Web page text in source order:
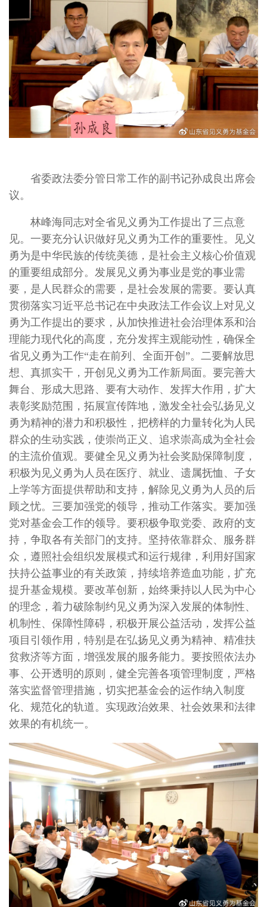
省委政法委分管日常工作的副书记孙成良出席会
议。
林峰海同志对全省见义勇为工作提出了三点意
见。一要充分认识做好见义勇为工作的重要性。见义
勇为是中华民族的传统美德，是社会主义核心价值观
的重要组成部分。发展见义勇为事业是党的事业需
要，是人民群众的需要，是社会发展的需要。要认真
贯彻落实习近平总书记在中央政法工作会议上对见义
勇为工作提出的要求，从加快推进社会治理体系和治
理能力现代化的高度，充分发挥主观能动性，确保全
省见义勇为工作“走在前列、全面开创”。二要解放思
想、真抓实干，开创见义勇为工作新局面。要完善大
舞台、形成大思路、要有大动作、发挥大作用，扩大
表彰奖励范围，拓展宣传阵地，激发全社会弘扬见义
勇为精神的潜力和积极性，把榜样的力量转化为人民
群众的生动实践，使崇尚正义、追求崇高成为全社会
的主流价值观。要健全见义勇为社会奖励保障制度，
积极为见义勇为人员在医疗、就业、遗属抚恤、子女
上学等方面提供帮助和支持，解除见义勇为人员的后
顾之忧。三要加强党的领导，推动工作落实。要加强
党对基金会工作的领导。要积极争取党委、政府的支
持，争取各有关部门的支持。坚持依靠群众、服务群
众，遵照社会组织发展模式和运行规律，利用好国家
扶持公益事业的有关政策，持续培养造血功能，扩充
提升基金规模。要改革创新，始终秉持以人民为中心
的理念，着力破除制约见义勇为深入发展的体制性、
机制性、保障性障碍，积极开展公益活动，发挥公益
项目引领作用，特别是在弘扬见义勇为精神、精准扶
贫救济等方面，增强发展的服务能力。要按照依法办
事、公开透明的原则，健全完善各项管理制度，严格
落实监督管理措施，切实把基金会的运作纳入制度
化、规范化的轨道。实现政治效果、社会效果和法律
效果的有机统一。